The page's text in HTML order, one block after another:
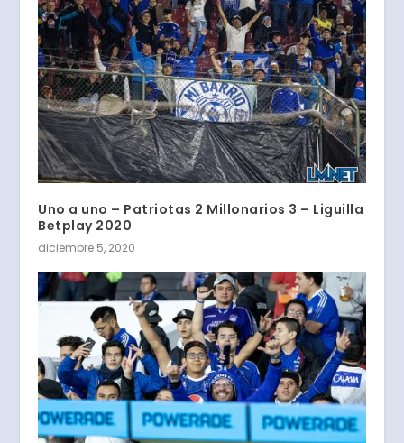
Uno a uno – Patriotas 2 Millonarios 3 – Liguilla
Betplay 2020
diciembre 5, 2020